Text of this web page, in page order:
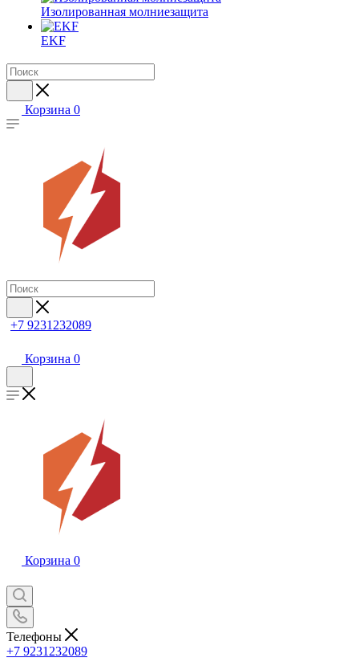
Изолированная молниезащита
EKF
Корзина 0
+7 9231232089
Корзина 0
Корзина 0
Телефоны
+7 9231232089